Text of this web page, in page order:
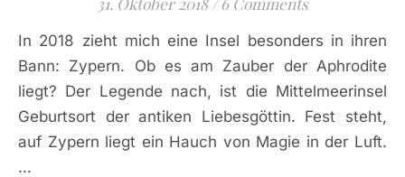
In 2018 zieht mich eine Insel besonders in ihren
Bann: Zypern. Ob es am Zauber der Aphrodite
liegt? Der Legende nach, ist die Mittelmeerinsel
Geburtsort der antiken Liebesgöttin. Fest steht,
auf Zypern liegt ein Hauch von Magie in der Luft.
…